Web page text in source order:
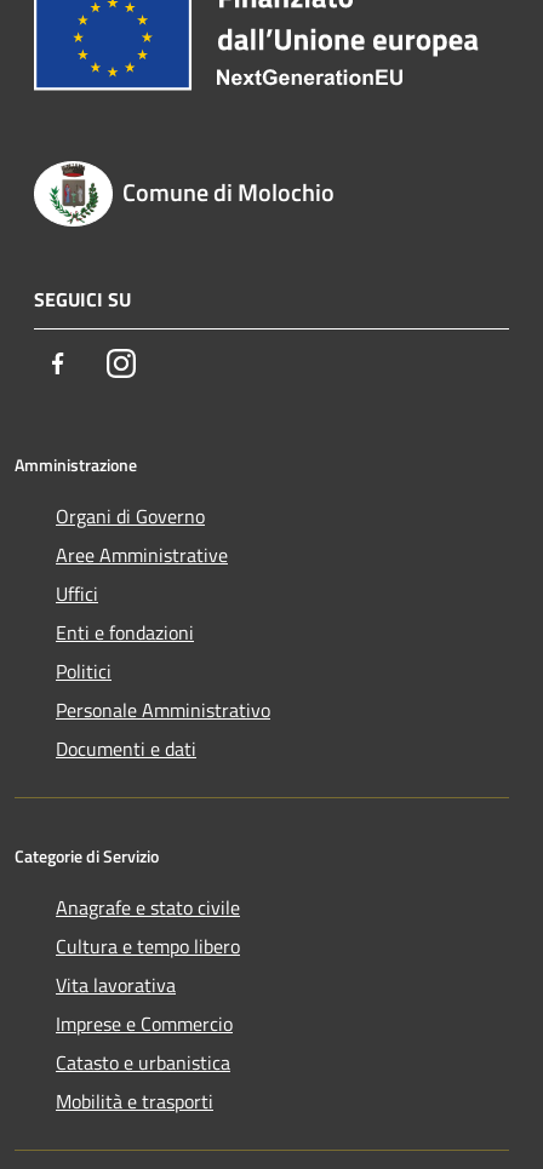
Comune di Molochio
SEGUICI SU
FacebookInstagram
Amministrazione
Organi di Governo
Aree Amministrative
Uffici
Enti e fondazioni
Politici
Personale Amministrativo
Documenti e dati
Categorie di Servizio
Anagrafe e stato civile
Cultura e tempo libero
Vita lavorativa
Imprese e Commercio
Catasto e urbanistica
Mobilità e trasporti